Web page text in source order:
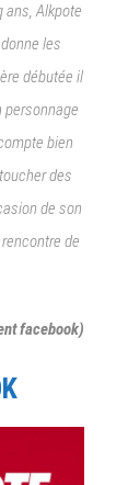
ans, Alkpote
les
débutée il
personnage
bien
des
de son
de
facebook)